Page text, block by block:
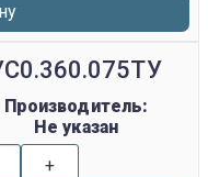
Производитель:
Не указан
+